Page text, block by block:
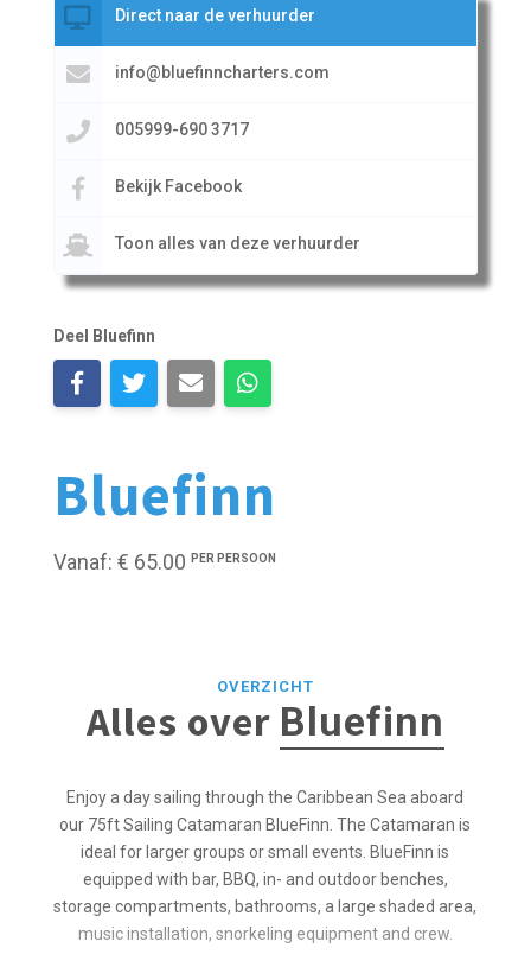
Bluefinn
Vanaf: € 65.00 PER PERSOON
Direct naar de verhuurder
info@bluefinncharters.com
005999-690 3717
Bekijk Facebook
Toon alles van deze verhuurder
Deel Bluefinn
OVERZICHT
Alles over Bluefinn
Enjoy a day sailing through the Caribbean Sea aboard
our 75ft Sailing Catamaran BlueFinn. The Catamaran is
ideal for larger groups or small events. BlueFinn is
equipped with bar, BBQ, in- and outdoor benches,
storage compartments, bathrooms, a large shaded area,
music installation, snorkeling equipment and crew.